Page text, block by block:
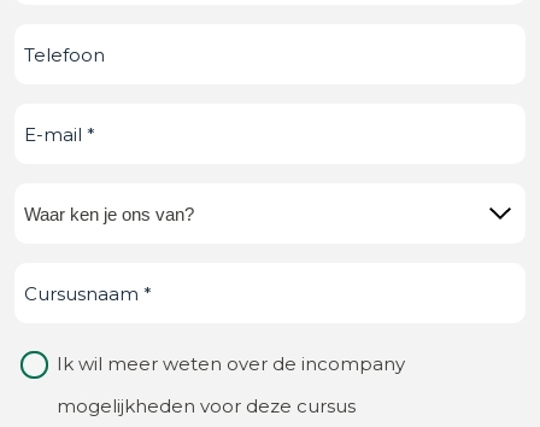
Telefoonnummer
E-
Waar
je
van?
(Vereist)
Cursusnaam (Vereist)
Waarom
contact
Ik wil meer weten over de incompany
mogelijkheden voor deze cursus